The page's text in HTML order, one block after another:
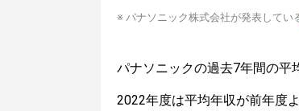
※ パナソニック株式会社が発表してい
パナソニックの過去7年間の平
2022年度は平均年収が前年度